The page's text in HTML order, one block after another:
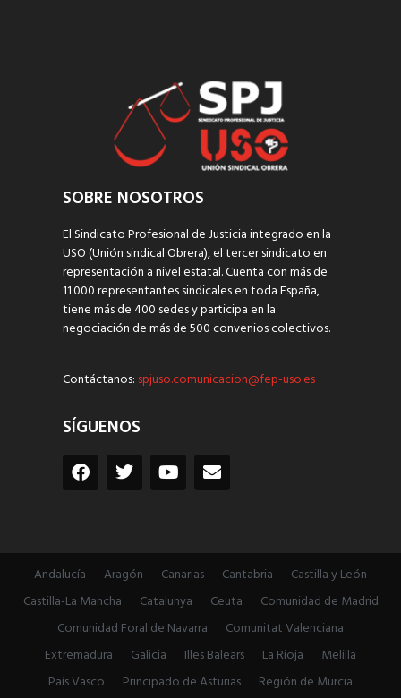
SOBRE NOSOTROS
El Sindicato Profesional de Justicia integrado en la
USO (Unión sindical Obrera), el tercer sindicato en
representación a nivel estatal. Cuenta con más de
11.000 representantes sindicales en toda España,
tiene más de 400 sedes y participa en la
negociación de más de 500 convenios colectivos.
Contáctanos: spjuso.comunicacion@fep-uso.es
SÍGUENOS
Andalucía Aragón Canarias Cantabria
Castilla y León
Castilla-La Mancha
Catalunya Ceuta
Comunidad de Madrid
Comunidad Foral de Navarra
Comunitat Valenciana
Extremadura
Galicia Illes Balears La Rioja
Melilla
País Vasco
Principado de Asturias Región de Murcia